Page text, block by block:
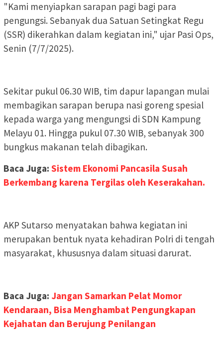
"Kami menyiapkan sarapan pagi bagi para
pengungsi. Sebanyak dua Satuan Setingkat Regu
(SSR) dikerahkan dalam kegiatan ini," ujar Pasi Ops,
Senin (7/7/2025).
Sekitar pukul 06.30 WIB, tim dapur lapangan mulai
membagikan sarapan berupa nasi goreng spesial
kepada warga yang mengungsi di SDN Kampung
Melayu 01. Hingga pukul 07.30 WIB, sebanyak 300
bungkus makanan telah dibagikan.
Baca Juga: Sistem Ekonomi Pancasila Susah
Berkembang karena Tergilas oleh Keserakahan.
AKP Sutarso menyatakan bahwa kegiatan ini
merupakan bentuk nyata kehadiran Polri di tengah
masyarakat, khususnya dalam situasi darurat.
Baca Juga: Jangan Samarkan Pelat Momor
Kendaraan, Bisa Menghambat Pengungkapan
Kejahatan dan Berujung Penilangan